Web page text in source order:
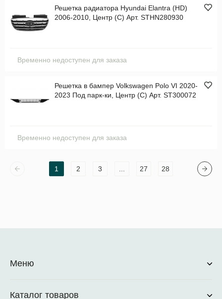
Решетка радиатора Hyundai Elantra (HD)
2006-2010, Центр (C) Арт. STHN280930
Временно недоступен для заказа
Решетка в бампер Volkswagen Polo VI 2020-
2023 Под парк-ки, Центр (C) Арт. ST300072
Временно недоступен для заказа
1 2 3 27 28
Меню
Каталог товаров